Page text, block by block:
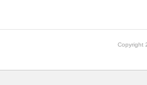
Copyright